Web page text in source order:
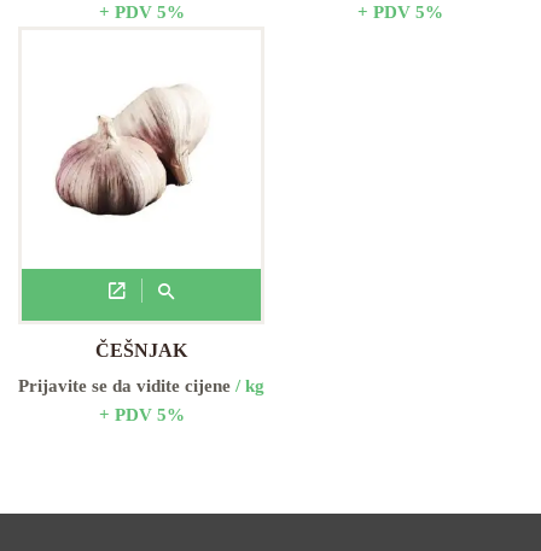
+ PDV 5%
+ PDV 5%
ČEŠNJAK
Prijavite se da vidite cijene / kg
+ PDV 5%